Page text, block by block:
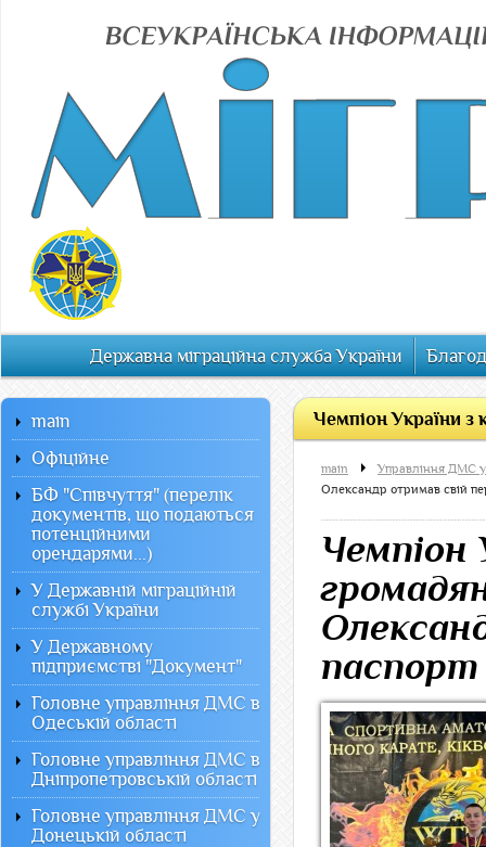
Державна міграційна служба України
Чемпіон України з
main
Управління ДМС у
Олександр отримав свій
Чемпіон
паспорт
main
Офiцiйне
БФ "Співчуття" (перелік
документів, що подаються
потенційними
орендарями...)
У Державній міграційній
службі України
У Державному
підприємстві "Документ"
Головне управління ДМС в
Одеській області
Головне управління ДМС в
Дніпропетровській області
Головне управління ДМС у
Донецькій області